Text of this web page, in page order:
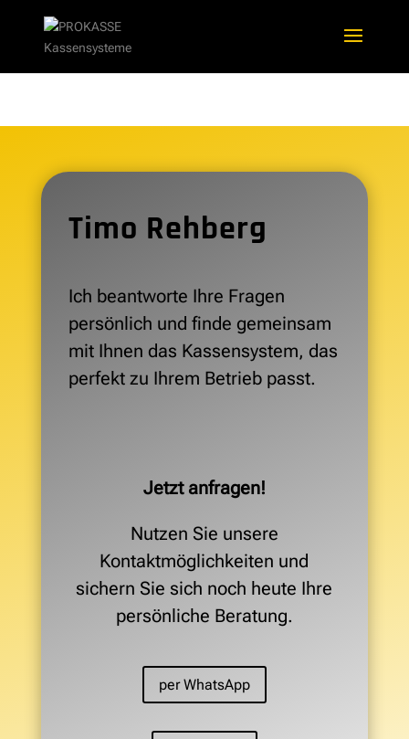
Timo Rehberg
Ich beantworte Ihre Fragen
persönlich und finde gemeinsam
mit Ihnen das Kassensystem, das
perfekt zu Ihrem Betrieb passt.
Jetzt anfragen!
Nutzen Sie unsere
Kontaktmöglichkeiten und
sichern Sie sich noch heute Ihre
persönliche Beratung.
per WhatsApp